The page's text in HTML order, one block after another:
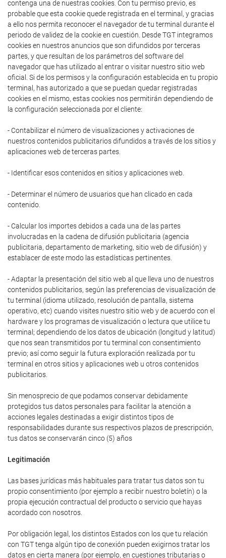
contenga una de nuestras cookies. Con tu permiso previo, es
probable que esta cookie quede registrada en el terminal, y gracias
a ello nos permita reconocer el navegador de tu terminal durante el
periodo de validez de la cookie en cuestión. Desde TGT integramos
cookies en nuestros anuncios que son difundidos por terceras
partes, y que resultan de los parámetros del software del
navegador que has utilizado al entrar o visitar nuestro sitio web
oficial. Si de los permisos y la configuración establecida en tu propio
terminal, has autorizado a que se puedan quedar registradas
cookies en el mismo, estas cookies nos permitirán dependiendo de
la configuración seleccionada por el cliente:
- Contabilizar el número de visualizaciones y activaciones de
nuestros contenidos publicitarios difundidos a través de los sitios y
aplicaciones web de terceras partes.
- Identificar esos contenidos en sitios y aplicaciones web.
- Determinar el número de usuarios que han clicado en cada
contenido.
- Calcular los importes debidos a cada una de las partes
involucradas en la cadena de difusión publicitaria (agencia
publicitaria, departamento de marketing, sitio web de difusión) y
establacer de este modo las estadísticas pertinentes.
- Adaptar la presentación del sitio web al que lleva uno de nuestros
contenidos publicitarios, según las preferencias de visualización de
tu terminal (idioma utilizado, resolución de pantalla, sistema
operativo, etc) cuando visites nuestro sitio web y de acuerdo con el
hardware y los programas de visualización o lectura que utilice tu
terminal; dependiendo de los datos de ubicación (longitud y latitud)
que nos sean transmitidos por tu terminal con consentimiento
previo; así como seguir la futura exploración realizada por tu
terminal en otros sitios y aplicaciones web u otros contenidos
publicitarios.
Sin menosprecio de que podamos conservar debidamente
protegidos tus datos personales para facilitar la atención a
acciones legales destinadas a exigir distintos tipos de
responsabilidades durante sus respectivos plazos de prescripción,
tus datos se conservarán cinco (5) años
Legitimación
Las bases jurídicas más habituales para tratar tus datos son tu
propio consentimiento (por ejemplo a recibir nuestro boletín) o la
propia ejecución contractual del producto o servicio que hayas
acordado con nosotros.
Por obligación legal, los distintos Estados con los que tu relación
con TGT tenga algún tipo de conexión pueden exigirnos tratar los
datos en cierta manera (por ejemplo, en cuestiones tributarias o